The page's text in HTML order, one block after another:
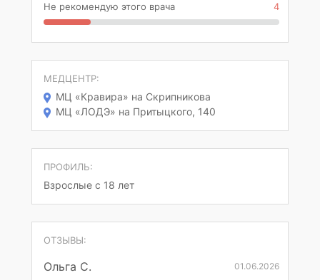
Не рекомендую этого врача 4
МЕДЦЕНТР:
МЦ «Кравира» на Скрипникова
МЦ «ЛОДЭ» на Притыцкого, 140
ПРОФИЛЬ:
Взрослые с 18 лет
ОТЗЫВЫ:
Ольга С. 01.06.2026